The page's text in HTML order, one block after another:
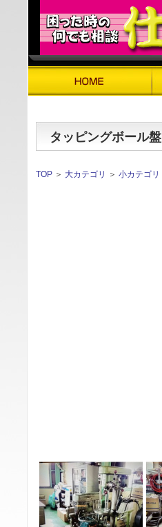
タッピングボール盤
TOP ＞ 大カテゴリ ＞ 小カテゴリ